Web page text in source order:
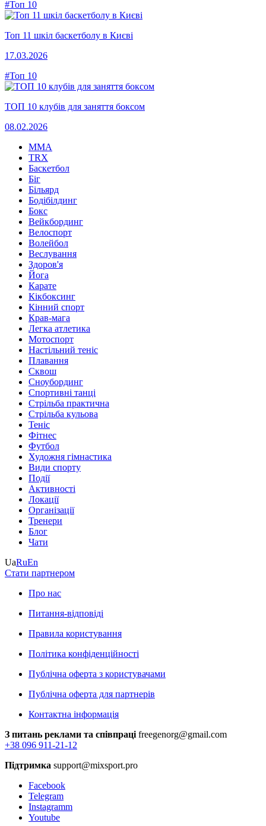
#Топ 10
Топ 11 шкіл баскетболу в Києві
17.03.2026
#Топ 10
ТОП 10 клубів для заняття боксом
08.02.2026
MMA
TRX
Баскетбол
Біг
Більярд
Бодібілдинг
Бокс
Вейкбординг
Велоспорт
Волейбол
Веслування
Здоров'я
Йога
Карате
Кікбоксинг
Кінний спорт
Крав-мага
Легка атлетика
Мотоспорт
Настільний теніс
Плавання
Сквош
Сноубординг
Спортивні танці
Стрільба практична
Стрільба кульова
Теніс
Фітнес
Футбол
Художня гімнастика
Види спорту
Події
Активності
Локації
Організації
Тренери
Блог
Чати
UaRuEn
Стати партнером
Про нас
Питання-відповіді
Правила користування
Політика конфіденційності
Публічна оферта з користувачами
Публічна оферта для партнерів
Контактна інформація
З питань реклами та співпраці freegenorg@gmail.com
+38 096 911-21-12
Підтримка support@mixsport.pro
Facebook
Telegram
Instagramm
Youtube